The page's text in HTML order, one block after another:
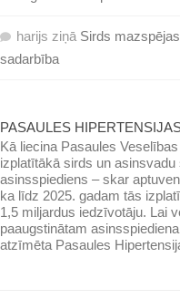
harijs ziņā Sirds
sadarbība
PASAULES
Kā liecina Pasaules
izplatītākā sirds un
asinsspiediens – skar
ka līdz 2025. gadam tās
1,5 miljardus iedzīvotāju. Lai
paaugstinātam
atzīmēta Pasaules